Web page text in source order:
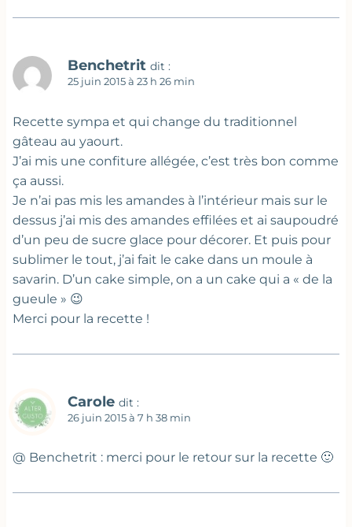
Benchetrit dit :
25 juin 2015 à 23 h 26 min
Recette sympa et qui change du traditionnel
gâteau au yaourt.
J’ai mis une confiture allégée, c’est très bon comme
ça aussi.
Je n’ai pas mis les amandes à l’intérieur mais sur le
dessus j’ai mis des amandes effilées et ai saupoudré
d’un peu de sucre glace pour décorer. Et puis pour
sublimer le tout, j’ai fait le cake dans un moule à
savarin. D’un cake simple, on a un cake qui a « de la
gueule » 😉
Merci pour la recette !
Carole dit :
26 juin 2015 à 7 h 38 min
@ Benchetrit : merci pour le retour sur la recette 🙂